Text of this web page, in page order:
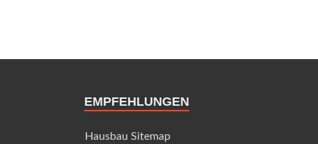
EMPFEHLUNGEN
Hausbau Sitemap